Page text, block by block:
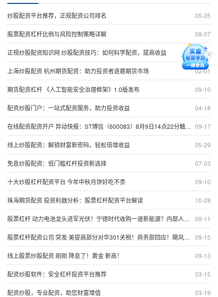
05-25
炒股配资平台推荐，正规配资公司排名
08-07
股票配资杠杆比例与风险控制策略详解
01-20
正规炒股配资知识网 炒股配资技巧：如何科学配资，提高收益
02-01
上海炒股配资 杭州期货配资：助力投资者逐鹿期货市场
09-10
期货配资杠杆 《人工智能安全治理框架》1.0版发布
04-18
配资炒股门户：一站式配资服务，助力投资收益
09-17
在线配资配资开户 异动快报：ST博信（600083）8月9日14点22分触及跌停板
05-29
线上炒股配资：解锁财富新密码，轻松倍增收益
07-03
免息炒股配资：低门槛杠杆投资新选择
09-10
十大炒股杠杆配资平台 今年中秋月饼好吃不贵
10-28
珠海期货配资 投资利器分析：股票杠杆配资平台解读
09-11
股票杠杆 动力电池龙头进军光伏！宁德时代收购一道新能源？内部人士：一切以公告为准
09-15
股票杠杆配资公司 突发 美提高部分对华301关税！商务部回应！飓风影响超预期 原油能否持续回升？
09-13
线上股票炒股配资 刚刚 降息了！黄金 新高！
03-15
配资炒股软件：安全杠杆投资平台推荐
03-19
配资炒股，专业配资，助您财富增值